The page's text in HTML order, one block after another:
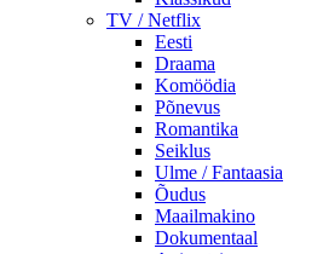
TV / Netflix
Eesti
Draama
Komöödia
Põnevus
Romantika
Seiklus
Ulme / Fantaasia
Õudus
Maailmakino
Dokumentaal